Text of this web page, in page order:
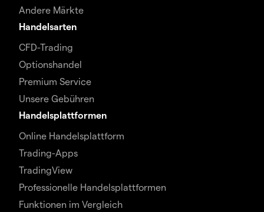
Andere Märkte
Handelsarten
CFD-Trading
Optionshandel
Premium Service
Unsere Gebühren
Handelsplattformen
Online Handelsplattform
Trading-Apps
TradingView
Professionelle Handelsplattformen
Funktionen im Vergleich